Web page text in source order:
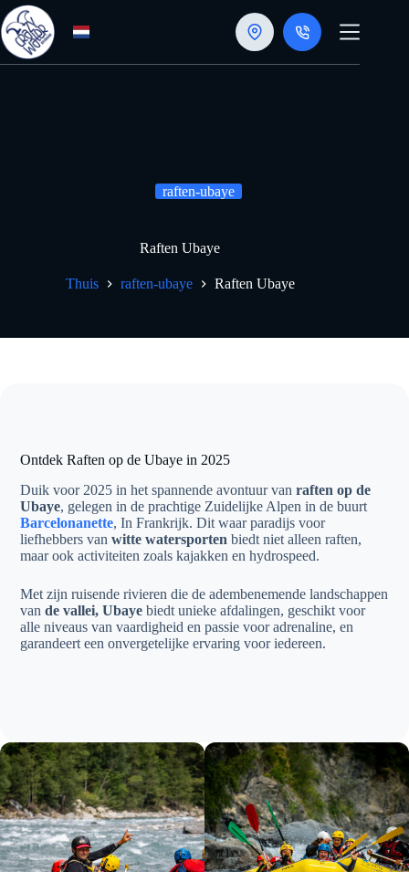
Doorgaan
naar
artikel
raften-ubaye
Raften Ubaye
Thuis raften-ubaye Raften Ubaye
Ontdek Raften op de Ubaye in 2025
Duik voor 2025 in het spannende avontuur vanraften op de
Ubaye, gelegen in de prachtige Zuidelijke Alpen in de buurt
Barcelonanette, In Frankrijk. Dit waar paradijs voor
liefhebbers vanwitte watersporten biedt niet alleen raften,
maar ook activiteiten zoals kajakken en hydrospeed.
Met zijn ruisende rivieren die de adembenemende landschappen
vande vallei, Ubaye biedt unieke afdalingen, geschikt voor
alle niveaus van vaardigheid en passie voor adrenaline, en
garandeert een onvergetelijke ervaring voor iedereen.